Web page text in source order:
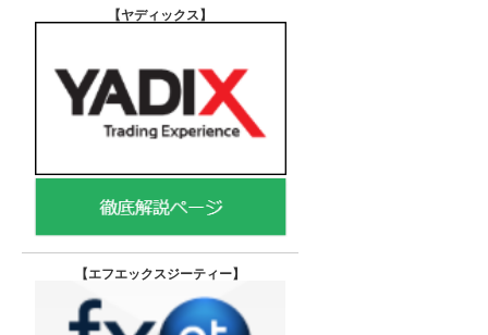
【ヤディックス 】
【エフエックスジーティー】